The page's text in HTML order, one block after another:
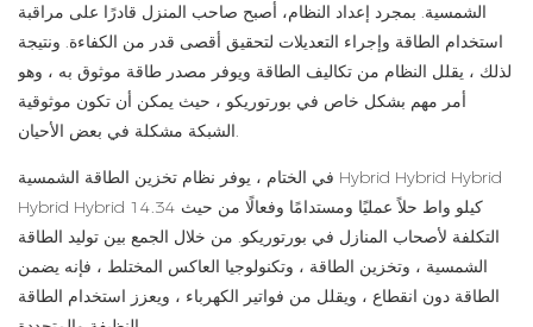
الشمسية. بمجرد إعداد النظام، أصبح صاحب المنزل قادرًا على مراقبة
استخدام الطاقة وإجراء التعديلات لتحقيق أقصى قدر من الكفاءة. ونتيجة
لذلك ، يقلل النظام من تكاليف الطاقة ويوفر مصدر طاقة موثوق به ، وهو
أمر مهم بشكل خاص في بورتوريكو ، حيث يمكن أن تكون موثوقية
الشبكة مشكلة في بعض الأحيان.
في الختام ، يوفر نظام تخزين الطاقة الشمسية Hybrid Hybrid Hybrid
Hybrid Hybrid 14.34 كيلو واط حلاً عمليًا ومستدامًا وفعالًا من حيث
التكلفة لأصحاب المنازل في بورتوريكو. من خلال الجمع بين توليد الطاقة
الشمسية ، وتخزين الطاقة ، وتكنولوجيا العاكس المختلط ، فإنه يضمن
الطاقة دون انقطاع ، ويقلل من فواتير الكهرباء ، ويعزز استخدام الطاقة